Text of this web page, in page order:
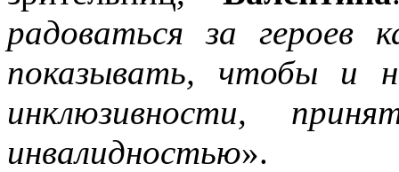
радоваться за героев
показывать, чтобы и
инклюзивности,
инвалидностью».